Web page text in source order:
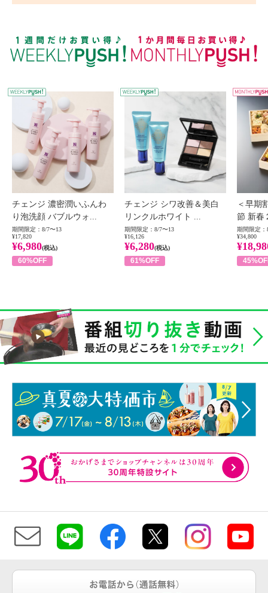
WEEKLY PUSH
チェンジ 濃密潤いふんわ
り泡洗顔 バブルウォ...
期間限定：8/7〜13
¥17,820
¥6,980(税込)
60%OFF
チェンジ シワ改善＆美白
リンクルホワイト ...
期間限定：8/7〜13
¥16,126
¥6,280(税込)
61%OFF
＜早期
節 新春
期間限定：
¥34,800